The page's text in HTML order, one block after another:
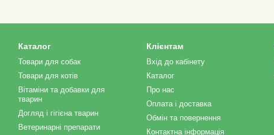
Каталог
Товари для собак
Товари для котів
Вітаміни та добавки для
тварин
Догляд і гігієна тварин
Ветеринарні препарати
Клієнтам
Вхід до кабінету
Каталог
Про нас
Оплата і доставка
Обмін та повернення
Контактна інформація